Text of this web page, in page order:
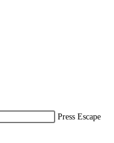
Press Escape